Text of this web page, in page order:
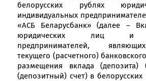
белорусских рублях
индивидуальных
«АСБ Беларусбанк» (далее –
юридических лиц и
предпринимателей,
текущего (расчетного)
размещения вклада (депозита)
(депозитный) счет) в белорусских